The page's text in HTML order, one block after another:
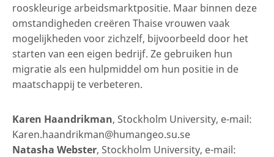
rooskleurige arbeidsmarktpositie. Maar binnen deze
omstandigheden creëren Thaise vrouwen vaak
mogelijkheden voor zichzelf, bijvoorbeeld door het
starten van een eigen bedrijf. Ze gebruiken hun
migratie als een hulpmiddel om hun positie in de
maatschappij te verbeteren.
Karen Haandrikman, Stockholm University, e-mail:
Karen.haandrikman@humangeo.su.se
Natasha Webster, Stockholm University, e-mail: